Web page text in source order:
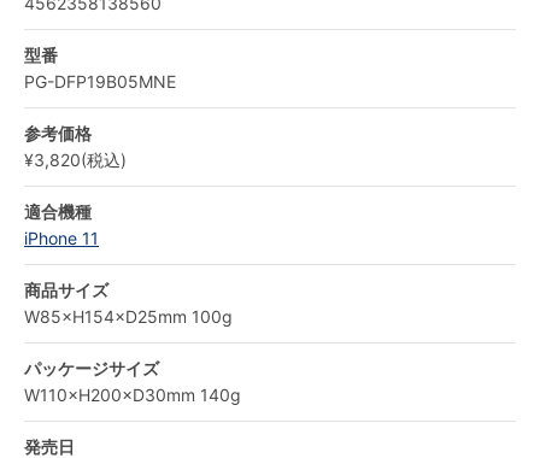
型番
PG-DFP19B05MNE
参考価格
¥3,820(税込)
適合機種
iPhone 11
商品サイズ
W85×H154×D25mm 100g
パッケージサイズ
W110×H200×D30mm 140g
発売日